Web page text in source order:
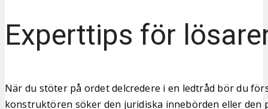
Experttips för
När du stöter på ordet delcredere i en ledtråd bör du
konstruktören söker den juridiska innebörden eller den